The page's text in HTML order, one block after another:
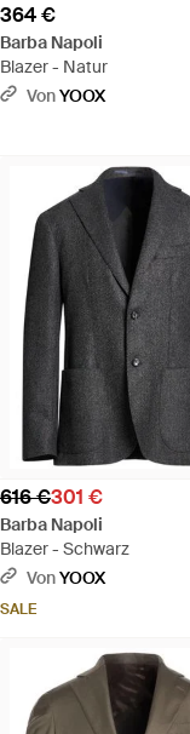
364 €
Barba Napoli
Blazer - Natur
VonYOOX
616 €301 €
Barba Napoli
Blazer - Schwarz
VonYOOX
SALE